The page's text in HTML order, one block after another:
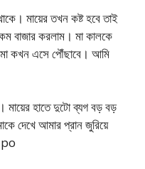
মায়ের তখন কষ্ট হবে তাই
বাজার করলাম। মা কালকে
কখন এসে পৌঁছাবে। আমি
মায়ের হাতে দুটো ব্যগ বড় বড়
দেখে আমার প্রান জুরিয়ে